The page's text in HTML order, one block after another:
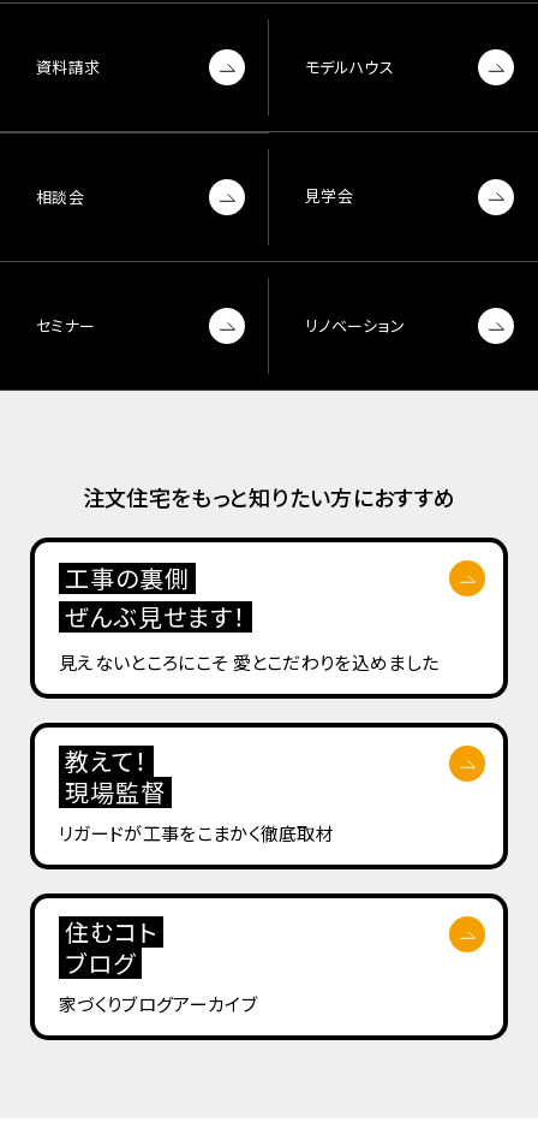
資料請求 モデルハウス
相談会 見学会
セミナー リノベーション
注文住宅をもっと知りたい方におすすめ
工事の裏側
ぜんぶ見せます！
見えないところにこそ 愛とこだわりを込めました
教えて！
現場監督
リガードが工事をこまかく徹底取材
住むコト
ブログ
家づくりブログアーカイブ